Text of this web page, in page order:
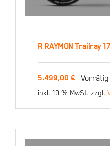
R RAYMON Trailray
5.499,00€ Vorrätig
inkl. 19 % MwSt. zzgl.